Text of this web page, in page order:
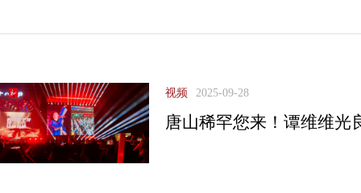
视频 2025-09-28
唐山稀罕您来！谭维维光